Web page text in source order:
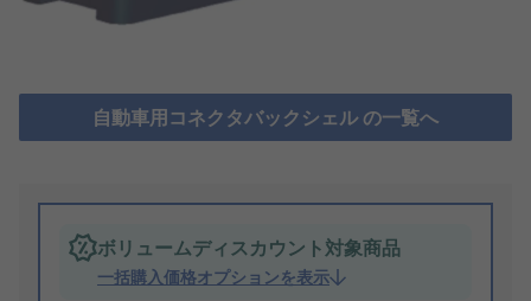
自動車用コネクタバックシェル の一覧へ
ボリュームディスカウント対象商品
一括購入価格オプションを表示